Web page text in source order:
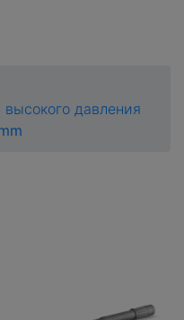
давления